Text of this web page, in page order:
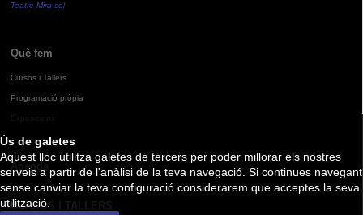
Ús de galetes
Aquest lloc utilitza galetes de tercers per poder millorar els nostres
serveis a partir de l'anàlisi de la teva navegació. Si continues navegant
sense canviar la teva configuració considerarem que acceptes la seva
utilització.
Teatre Mira-sol
Què fem
Cursos i Tallers
Programació pròpia
Agenda
CURSOS I TALLERS